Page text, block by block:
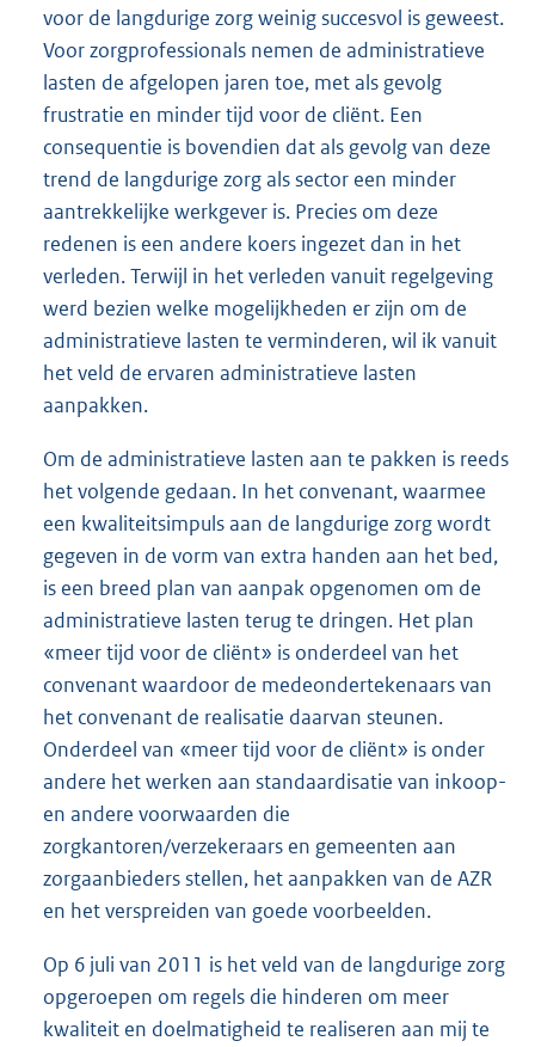
voor de langdurige zorg weinig succesvol is geweest.
Voor zorgprofessionals nemen de administratieve
lasten de afgelopen jaren toe, met als gevolg
frustratie en minder tijd voor de cliënt. Een
consequentie is bovendien dat als gevolg van deze
trend de langdurige zorg als sector een minder
aantrekkelijke werkgever is. Precies om deze
redenen is een andere koers ingezet dan in het
verleden. Terwijl in het verleden vanuit regelgeving
werd bezien welke mogelijkheden er zijn om de
administratieve lasten te verminderen, wil ik vanuit
het veld de ervaren administratieve lasten
aanpakken.
Om de administratieve lasten aan te pakken is reeds
het volgende gedaan. In het convenant, waarmee
een kwaliteitsimpuls aan de langdurige zorg wordt
gegeven in de vorm van extra handen aan het bed,
is een breed plan van aanpak opgenomen om de
administratieve lasten terug te dringen. Het plan
«meer tijd voor de cliënt» is onderdeel van het
convenant waardoor de medeondertekenaars van
het convenant de realisatie daarvan steunen.
Onderdeel van «meer tijd voor de cliënt» is onder
andere het werken aan standaardisatie van inkoop-
en andere voorwaarden die
zorgkantoren/verzekeraars en gemeenten aan
zorgaanbieders stellen, het aanpakken van de AZR
en het verspreiden van goede voorbeelden.
Op 6 juli van 2011 is het veld van de langdurige zorg
opgeroepen om regels die hinderen om meer
kwaliteit en doelmatigheid te realiseren aan mij te